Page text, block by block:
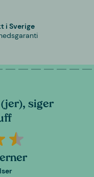
i Sverige
(jer), siger